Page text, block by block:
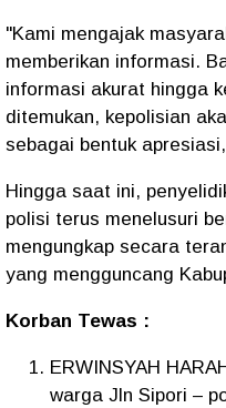
"Kami mengajak
memberikan informasi.
informasi akurat hingga
ditemukan, kepolisian
sebagai bentuk
Hingga saat ini,
polisi terus menelusuri
mengungkap secara
yang mengguncang
Korban Tewas :
ERWINSYAH
warga Jln Sipori –